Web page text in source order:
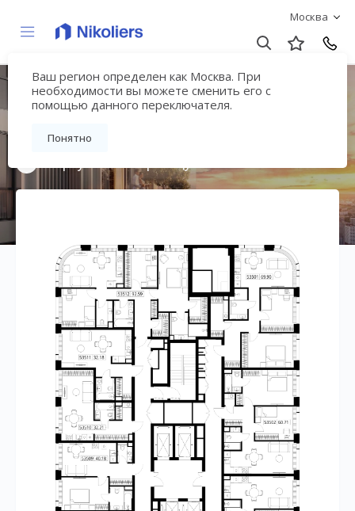
Москва
Ваш регион определен как Москва. При
необходимости вы можете сменить его с
помощью данного переключателя.
Понятно
Мультиквартал
«ВЕЕР»